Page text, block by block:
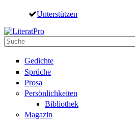
Direkt zum Inhalt
Unterstützen
Suche
Gedichte
Sprüche
Prosa
Persönlichkeiten
Bibliothek
Magazin